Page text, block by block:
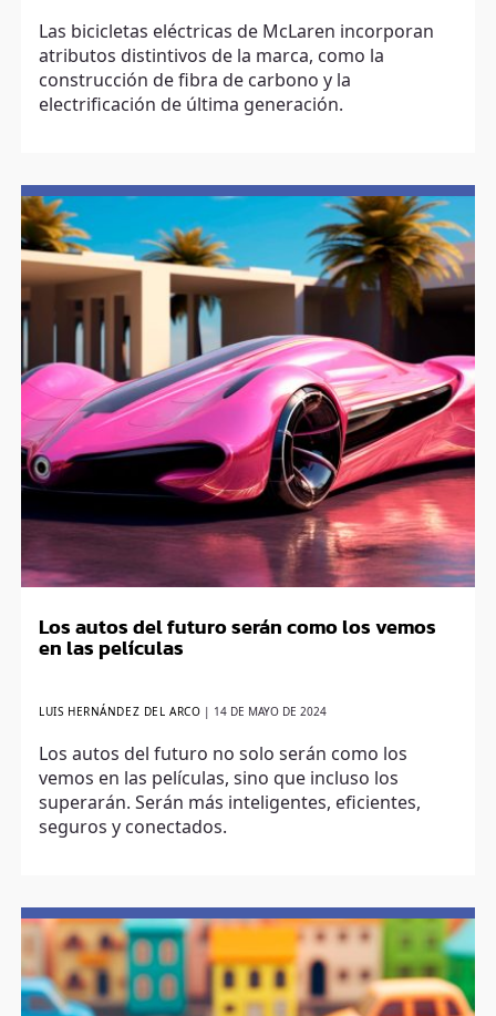
Las bicicletas eléctricas de McLaren incorporan
atributos distintivos de la marca, como la
construcción de fibra de carbono y la
electrificación de última generación.
Los autos del futuro serán como los vemos
en las películas
LUIS HERNÁNDEZ DEL ARCO 14 DE MAYO DE 2024
Los autos del futuro no solo serán como los
vemos en las películas, sino que incluso los
superarán. Serán más inteligentes, eficientes,
seguros y conectados.